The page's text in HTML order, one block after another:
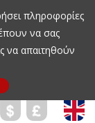
πληροφορίες
να σας
να απαιτηθούν